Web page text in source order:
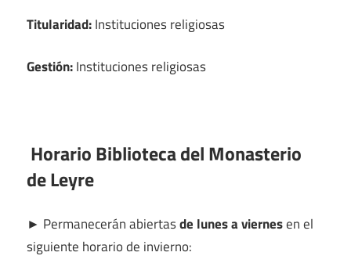
Titularidad:Instituciones religiosas
Gestión:Instituciones religiosas
Horario Biblioteca del Monasterio
de Leyre
► Permanecerán abiertasde lunes a viernesen el
siguiente horario de invierno: